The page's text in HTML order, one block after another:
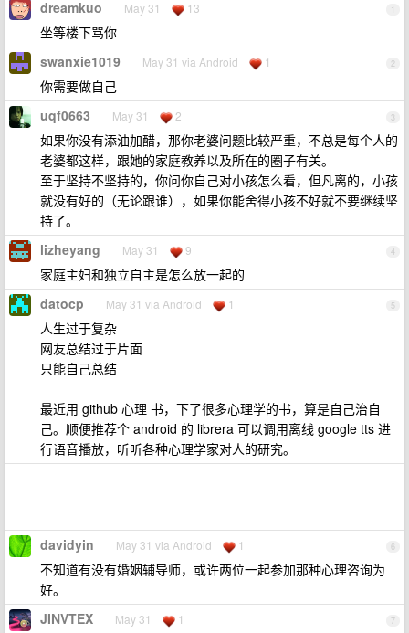
1
dreamkuo May 31 13
坐等楼下骂你
2
swanxie1019 May 31 via Android 1
你需要做自己
3
uqf0663 May 31 2
如果你没有添油加醋，那你老婆问题比较严重，不总是每个人的
老婆都这样，跟她的家庭教养以及所在的圈子有关。
至于坚持不坚持的，你问你自己对小孩怎么看，但凡离的，小孩
就没有好的（无论跟谁），如果你能舍得小孩不好就不要继续坚
持了。
4
lizheyang May 31 9
家庭主妇和独立自主是怎么放一起的
5
datocp May 31 via Android 1
人生过于复杂
网友总结过于片面
只能自己总结
最近用 github 心理 书，下了很多心理学的书，算是自己治自
己。顺便推荐个 android 的 librera 可以调用离线 google tts 进
行语音播放，听听各种心理学家对人的研究。
6
davidyin May 31 via Android 1
不知道有没有婚姻辅导师，或许两位一起参加那种心理咨询为
好。
7
JINVTEX May 31 1